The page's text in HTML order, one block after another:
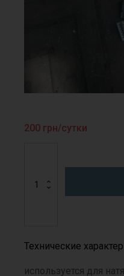
200 грн/сутки
устройство
Технические
используется для